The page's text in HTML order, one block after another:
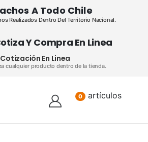
A Todo Chile
Realizados Dentro Del Territorio Nacional.
Y Compra En Linea
En Linea
cualquier producto dentro de la tienda.
0 artículos